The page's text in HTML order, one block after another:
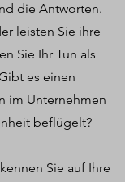
die Antworten.
leisten Sie ihre
Sie Ihr Tun als
es einen
im Unternehmen
beflügelt?
Sie auf Ihre